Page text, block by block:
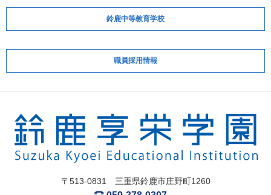
鈴鹿中等教育学校
職員採用情報
〒513-0831 三重県鈴鹿市庄野町1260